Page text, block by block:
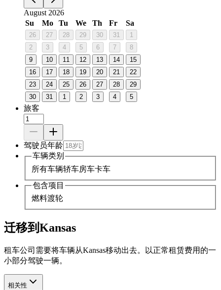
August 2026
Su
Mo Tu We Th Fr Sa
26 27 28 29 30 31
1
2
3 4 5 6 7
8
9
10 11 12 13 14
15
16
17 18 19 20 21
22
23
24 25 26 27 28
29
30
31 1 2 3 4 5
旅客
驾驶员年龄
车辆类别
所有车辆轿车房车卡车
包含项目
燃料渡轮
迁移到Kansas
租车公司需要将车辆从Kansas移动出去。以正常租赁费用的一
小部分驾驶一辆。
相关性